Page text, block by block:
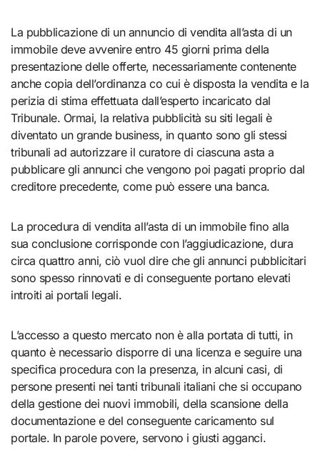
La pubblicazione di un annuncio di vendita all’asta di un
immobile deve avvenire entro 45 giorni prima della
presentazione delle offerte, necessariamente contenente
anche copia dell’ordinanza co cui è disposta la vendita e la
perizia di stima effettuata dall’esperto incaricato dal
Tribunale. Ormai, la relativa pubblicità su siti legali è
diventato un grande business, in quanto sono gli stessi
tribunali ad autorizzare il curatore di ciascuna asta a
pubblicare gli annunci che vengono poi pagati proprio dal
creditore precedente, come può essere una banca.
La procedura di vendita all’asta di un immobile fino alla
sua conclusione corrisponde con l’aggiudicazione, dura
circa quattro anni, ciò vuol dire che gli annunci pubblicitari
sono spesso rinnovati e di conseguente portano elevati
introiti ai portali legali.
L’accesso a questo mercato non è alla portata di tutti, in
quanto è necessario disporre di una licenza e seguire una
specifica procedura con la presenza, in alcuni casi, di
persone presenti nei tanti tribunali italiani che si occupano
della gestione dei nuovi immobili, della scansione della
documentazione e del conseguente caricamento sul
portale. In parole povere, servono i giusti agganci.